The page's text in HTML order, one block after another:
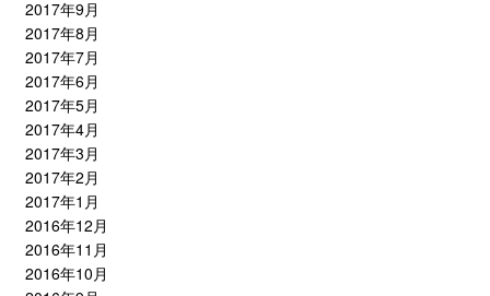
2017年9月
2017年8月
2017年7月
2017年6月
2017年5月
2017年4月
2017年3月
2017年2月
2017年1月
2016年12月
2016年11月
2016年10月